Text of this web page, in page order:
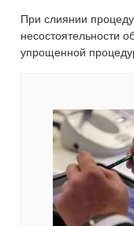
При слиянии
несостоятельности
упрощенной